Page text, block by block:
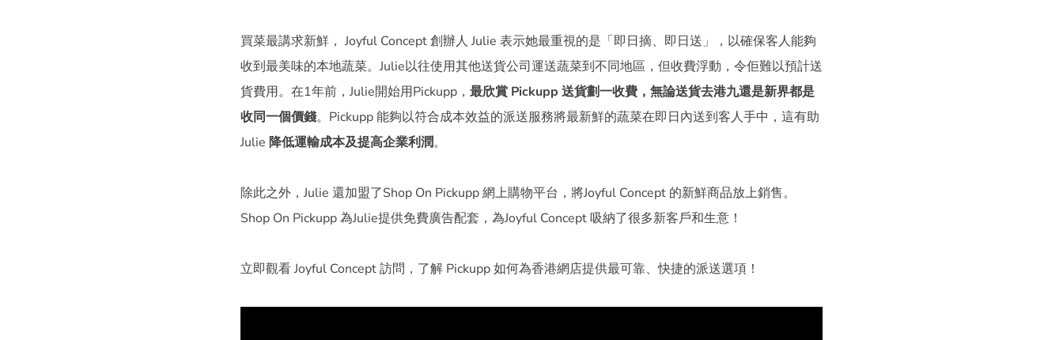
買菜最講求新鮮， Joyful Concept 創辦人 Julie 表示她最重視的是「即日摘、即日送」，以確保客人能夠
收到最美味的本地蔬菜。Julie以往使用其他送貨公司運送蔬菜到不同地區，但收費浮動，令佢難以預計送
貨費用。在1年前，Julie開始用Pickupp， 最欣賞 Pickupp 送貨劃一收費，無論送貨去港九還是新界都是
收同一個價錢。Pickupp 能夠以符合成本效益的派送服務將最新鮮的蔬菜在即日內送到客人手中，這有助
Julie 降低運輸成本及提高企業利潤。
除此之外，Julie 還加盟了Shop On Pickupp 網上購物平台，將Joyful Concept 的新鮮商品放上銷售。
Shop On Pickupp 為Julie提供免費廣告配套，為Joyful Concept 吸納了很多新客戶和生意！
立即觀看 Joyful Concept 訪問，了解 Pickupp 如何為香港網店提供最可靠、快捷的派送選項！